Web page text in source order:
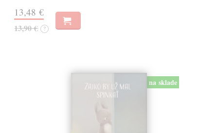
13,48 €
13,90 € ?
na sklade